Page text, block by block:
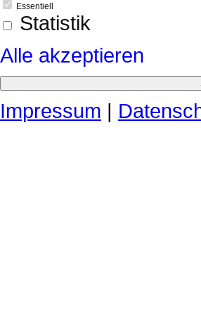
Essentiell
Statistik
Alle akzeptieren
Impressum |